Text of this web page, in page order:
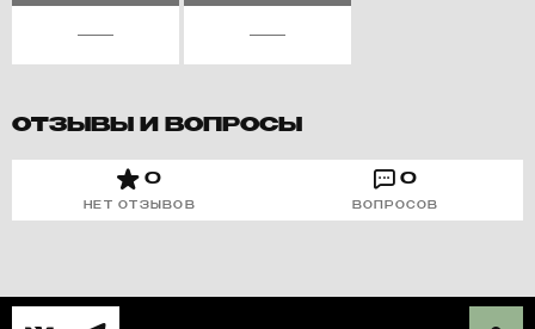
ОТЗЫВЫ И ВОПРОСЫ
0
НЕТ ОТЗЫВОВ
0
ВОПРОСОВ